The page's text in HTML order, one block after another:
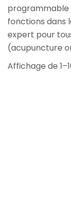
programmable
fonctions dans
expert pour
(acupuncture
Affichage de